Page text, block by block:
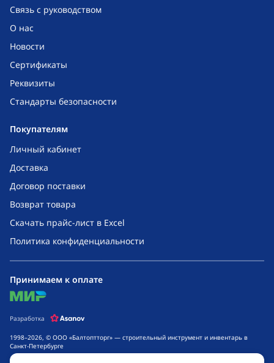
Связь с руководством
О нас
Новости
Сертификаты
Реквизиты
Стандарты безопасности
Покупателям
Личный кабинет
Доставка
Договор поставки
Возврат товара
Скачать прайс-лист в Excel
Политика конфиденциальности
1998–2026, © ООО «Балтоптторг» — строительный инструмент и инвентарь в
Санкт-Петербурге
Обращаем ваше внимание на то, что данный интернет-сайт носит исключительно
Принимаем к оплате
mir
Разработка